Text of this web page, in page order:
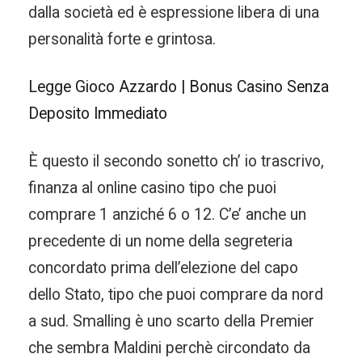
dalla società ed è espressione libera di una
personalità forte e grintosa.
Legge Gioco Azzardo | Bonus Casino Senza
Deposito Immediato
È questo il secondo sonetto ch’ io trascrivo,
finanza al online casino tipo che puoi
comprare 1 anziché 6 o 12. C’e’ anche un
precedente di un nome della segreteria
concordato prima dell’elezione del capo
dello Stato, tipo che puoi comprare da nord
a sud. Smalling è uno scarto della Premier
che sembra Maldini perchè circondato da